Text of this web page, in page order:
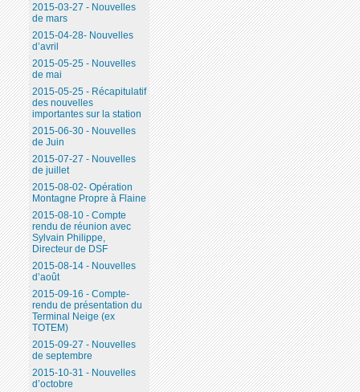
2015-03-27 - Nouvelles
de mars
2015-04-28- Nouvelles
d’avril
2015-05-25 - Nouvelles
de mai
2015-05-25 - Récapitulatif
des nouvelles
importantes sur la station
2015-06-30 - Nouvelles
de Juin
2015-07-27 - Nouvelles
de juillet
2015-08-02- Opération
Montagne Propre à Flaine
2015-08-10 - Compte
rendu de réunion avec
Sylvain Philippe,
Directeur de DSF
2015-08-14 - Nouvelles
d’août
2015-09-16 - Compte-
rendu de présentation du
Terminal Neige (ex
TOTEM)
2015-09-27 - Nouvelles
de septembre
2015-10-31 - Nouvelles
d’octobre